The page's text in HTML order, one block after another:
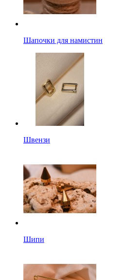
Шапочки для намистин
Швензи
Шипи